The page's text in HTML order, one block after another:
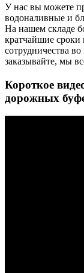
У нас вы можете
водоналивные и
На нашем складе
кратчайшие
сотрудничества
заказывайте, мы
Короткое
дорожных